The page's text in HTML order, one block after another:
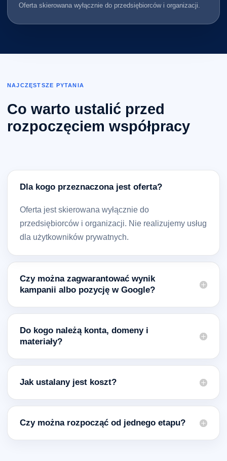
Oferta skierowana wyłącznie do przedsiębiorców i organizacji.
NAJCZĘSTSZE PYTANIA
Co warto ustalić przed
rozpoczęciem współpracy
Dla kogo przeznaczona jest oferta?
Oferta jest skierowana wyłącznie do
przedsiębiorców i organizacji. Nie realizujemy usług
dla użytkowników prywatnych.
Czy można zagwarantować wynik
kampanii albo pozycję w Google?
Do kogo należą konta, domeny i
materiały?
Jak ustalany jest koszt?
Czy można rozpocząć od jednego etapu?